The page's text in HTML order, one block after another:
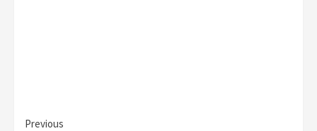
Previous